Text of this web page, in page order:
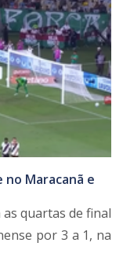
no Maracanã e
quartas de final
por 3 a 1, na